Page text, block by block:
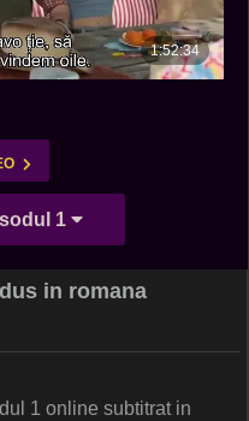
1
in romana
1 online subtitrat in